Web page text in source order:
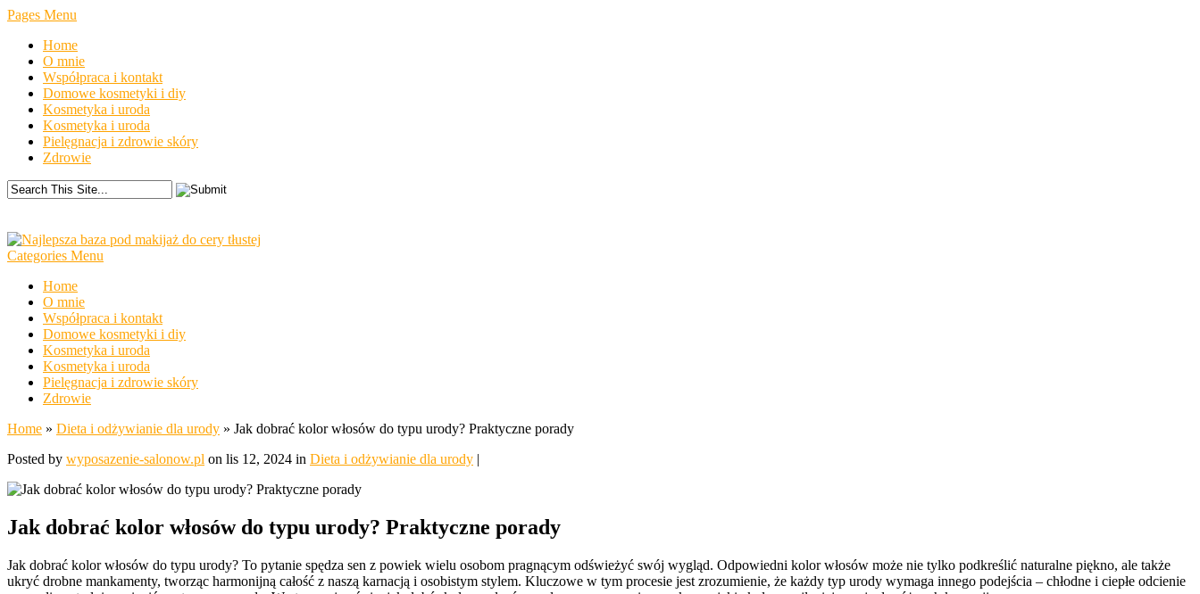
Pages Menu
Home
O mnie
Współpraca i kontakt
Domowe kosmetyki i diy
Kosmetyka i uroda
Kosmetyka i uroda
Pielęgnacja i zdrowie skóry
Zdrowie
Categories Menu
Home
O mnie
Współpraca i kontakt
Domowe kosmetyki i diy
Kosmetyka i uroda
Kosmetyka i uroda
Pielęgnacja i zdrowie skóry
Zdrowie
Home » Dieta i odżywianie dla urody » Jak dobrać kolor włosów do typu urody? Praktyczne porady
Posted by wyposazenie-salonow.pl on lis 12, 2024 in Dieta i odżywianie dla urody |
Jak dobrać kolor włosów do typu urody? Praktyczne porady
Jak dobrać kolor włosów do typu urody? To pytanie spędza sen z powiek wielu osobom pragnącym odświeżyć swój wygląd. Odpowiedni kolor włosów może nie tylko podkreślić naturalne piękno, ale także
ukryć drobne mankamenty, tworząc harmonijną całość z naszą karnacją i osobistym stylem. Kluczowe w tym procesie jest zrozumienie, że każdy typ urody wymaga innego podejścia – chłodne i ciepłe odcienie